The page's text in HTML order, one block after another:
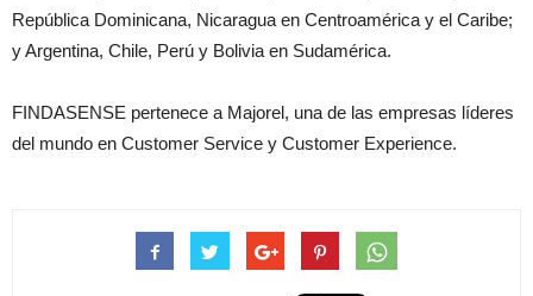
República Dominicana, Nicaragua en Centroamérica y el Caribe;
y Argentina, Chile, Perú y Bolivia en Sudamérica.
FINDASENSE pertenece a Majorel, una de las empresas líderes
del mundo en Customer Service y Customer Experience.